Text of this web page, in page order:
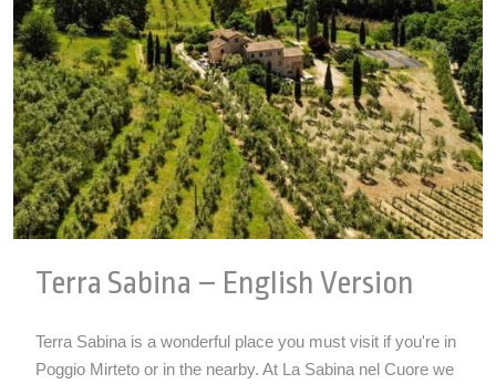
Terra Sabina – English Version
Terra Sabina is a wonderful place you must visit if you're in
Poggio Mirteto or in the nearby. At La Sabina nel Cuore we